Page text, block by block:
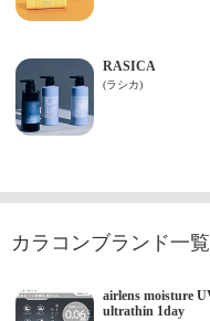
カラコンブランド一覧